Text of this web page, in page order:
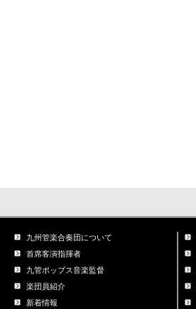
九州管楽合奏団について
首席客演指揮者
九管ポップス音楽監督
楽団員紹介
新着情報